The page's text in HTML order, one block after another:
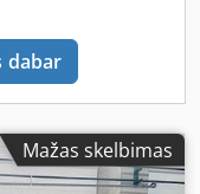
dabar
Mažas skelbimas